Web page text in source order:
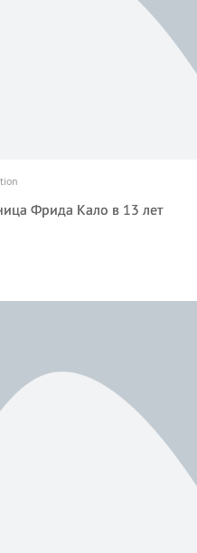
Фрида Кало в 13 лет